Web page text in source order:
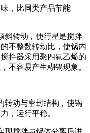
，比同类产品节能
斜转动，使行星是搅拌
不整数转动比，使锅内
拌器采用聚四氟乙烯的
不容易产生糊锅现象。
转动与密封结构，使锅
，运行平稳。
现搅拌与锅体分离后进